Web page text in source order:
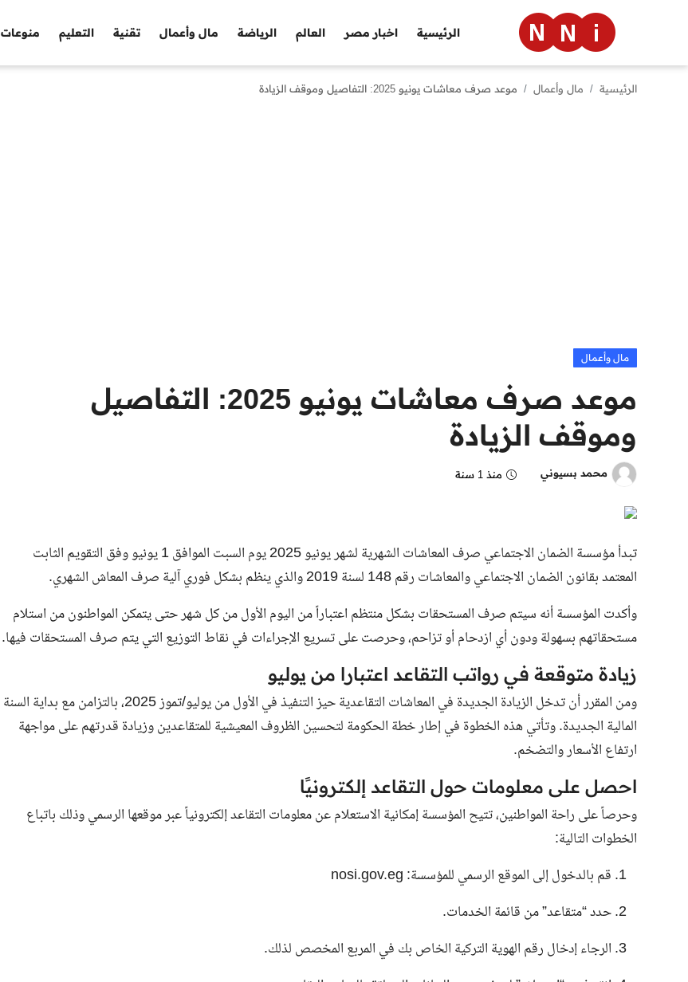
الرئيسية اخبار مصر العالم الرياضة مال وأعمال تقنية التعليم منوعات
منوعات
الرئيسية مال وأعمال موعد صرف معاشات يونيو 2025: التفاصيل وموقف الزيادة
مال وأعمال
موعد صرف معاشات يونيو 2025: التفاصيل
وموقف الزيادة
محمد بسيوني منذ 1 سنة
تبدأ مؤسسة الضمان الاجتماعي صرف المعاشات الشهرية لشهر يونيو 2025 يوم السبت الموافق 1 يونيو وفق التقويم الثابت
المعتمد بقانون الضمان الاجتماعي والمعاشات رقم 148 لسنة 2019 والذي ينظم بشكل فوري آلية صرف المعاش الشهري.
وأكدت المؤسسة أنه سيتم صرف المستحقات بشكل منتظم اعتباراً من اليوم الأول من كل شهر حتى يتمكن المواطنون من استلام
مستحقاتهم بسهولة ودون أي ازدحام أو تزاحم، وحرصت على تسريع الإجراءات في نقاط التوزيع التي يتم صرف المستحقات فيها.
زيادة متوقعة في رواتب التقاعد اعتبارا من يوليو
ومن المقرر أن تدخل الزيادة الجديدة في المعاشات التقاعدية حيز التنفيذ في الأول من يوليو/تموز 2025، بالتزامن مع بداية السنة
المالية الجديدة. وتأتي هذه الخطوة في إطار خطة الحكومة لتحسين الظروف المعيشية للمتقاعدين وزيادة قدرتهم على مواجهة
ارتفاع الأسعار والتضخم.
احصل على معلومات حول التقاعد إلكترونيًا
وحرصاً على راحة المواطنين، تتيح المؤسسة إمكانية الاستعلام عن معلومات التقاعد إلكترونياً عبر موقعها الرسمي وذلك باتباع
الخطوات التالية:
قم بالدخول إلى الموقع الرسمي للمؤسسة: nosi.gov.eg
حدد “متقاعد” من قائمة الخدمات.
الرجاء إدخال رقم الهوية التركية الخاص بك في المربع المخصص لذلك.